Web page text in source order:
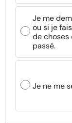
Je me
ou si je
de choses
passé.
Je ne me